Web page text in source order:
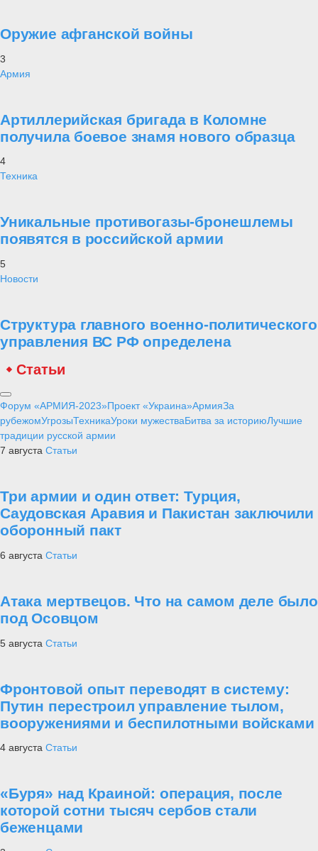
Оружие афганской войны
3
Армия
Артиллерийская бригада в Коломне
получила боевое знамя нового образца
4
Техника
Уникальные противогазы-бронешлемы
появятся в российской армии
5
Новости
Структура главного военно-политического
управления ВС РФ определена
Статьи
Форум «АРМИЯ-2023»Проект «Украина»АрмияЗа
рубежомУгрозыТехникаУроки мужестваБитва за историюЛучшие
традиции русской армии
7 августа Статьи
Три армии и один ответ: Турция,
Саудовская Аравия и Пакистан заключили
оборонный пакт
6 августа Статьи
Атака мертвецов. Что на самом деле было
под Осовцом
5 августа Статьи
Фронтовой опыт переводят в систему:
Путин перестроил управление тылом,
вооружениями и беспилотными войсками
4 августа Статьи
«Буря» над Краиной: операция, после
которой сотни тысяч сербов стали
беженцами